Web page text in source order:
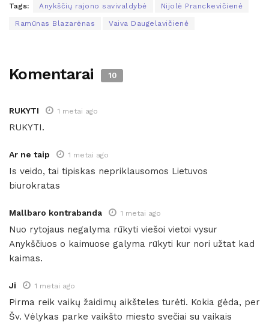
Tags: Anykščių rajono savivaldybė Nijolė Pranckevičienė
Ramūnas Blazarėnas Vaiva Daugelavičienė
Komentarai 10
RUKYTI 1 metai ago
RUKYTI.
Ar ne taip 1 metai ago
Is veido, tai tipiskas nepriklausomos Lietuvos
biurokratas
Mallbaro kontrabanda 1 metai ago
Nuo rytojaus negalyma rūkyti viešoi vietoi vysur
Anykščiuos o kaimuose galyma rūkyti kur nori užtat kad
kaimas.
Ji 1 metai ago
Pirma reik vaikų žaidimų aikšteles turėti. Kokia gėda, per
Šv. Vėlykas parke vaikšto miesto svečiai su vaikais